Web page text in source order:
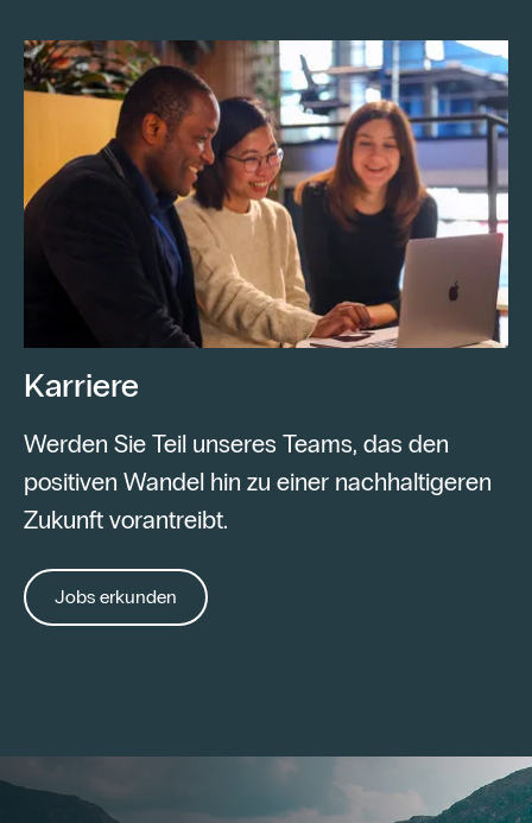
Karriere
Werden Sie Teil unseres Teams, das den
positiven Wandel hin zu einer nachhaltigeren
Zukunft vorantreibt.
Jobs erkunden